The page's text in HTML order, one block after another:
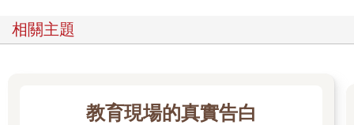
相關主題
教育現場的真實告白